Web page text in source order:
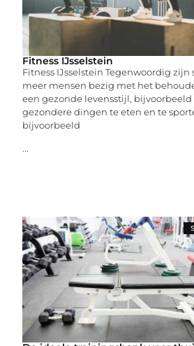
Fitness IJsselstein
Fitness IJsselstein Tegenwoordig zijn
meer mensen bezig met het
een gezonde levensstijl, bijvoorbeeld
gezondere dingen te eten en te
bijvoorbeeld
...